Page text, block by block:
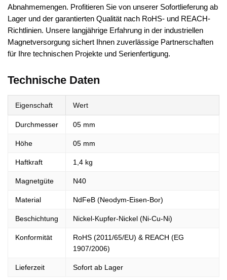
Abnahmemengen. Profitieren Sie von unserer Sofortlieferung ab
Lager und der garantierten Qualität nach RoHS- und REACH-
Richtlinien. Unsere langjährige Erfahrung in der industriellen
Magnetversorgung sichert Ihnen zuverlässige Partnerschaften
für Ihre technischen Projekte und Serienfertigung.
Technische Daten
Eigenschaft Wert
Durchmesser 05 mm
Höhe 05 mm
Haftkraft 1,4 kg
Magnetgüte N40
Material NdFeB (Neodym-Eisen-Bor)
Beschichtung Nickel-Kupfer-Nickel (Ni-Cu-Ni)
Konformität
RoHS (2011/65/EU) & REACH (EG
1907/2006)
Lieferzeit Sofort ab Lager